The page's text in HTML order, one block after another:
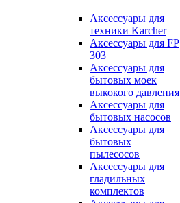
Аксессуары для
техники Karcher
Аксессуары для FP
303
Аксессуары для
бытовых моек
выкокого давления
Аксессуары для
бытовых насосов
Аксессуары для
бытовых
пылесосов
Аксессуары для
гладильных
комплектов